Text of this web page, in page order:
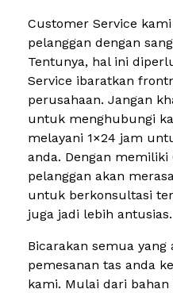
Customer Service
pelanggan dengan
Tentunya, hal ini
Service ibaratkan
perusahaan. Jangan
untuk menghubungi
melayani 1×24 jam
anda. Dengan
pelanggan akan
untuk berkonsultasi
juga jadi lebih antusias.
Bicarakan semua
pemesanan tas anda
kami. Mulai dari